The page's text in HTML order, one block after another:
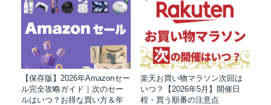
【保存版】2026年Amazonセー
ル完全攻略ガイド｜次のセー
ルはいつ？お得な買い方＆年
楽天お買い物マラソン次回は
いつ？【2026年5月】開催日
程・買う順番の注意点